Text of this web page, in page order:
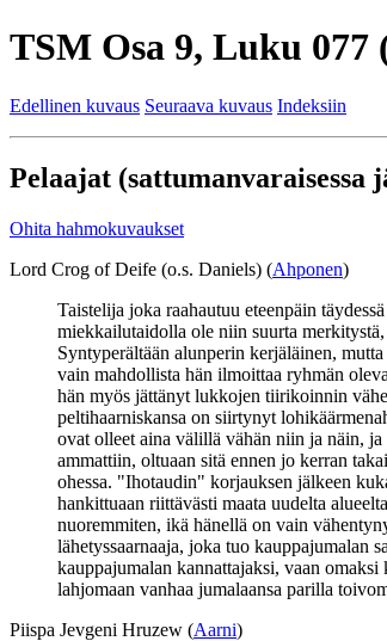
TSM Osa 9, Luku
Edellinen kuvaus Seuraava kuvaus Indeksiin
Pelaajat (sattumanvaraisessa
Ohita hahmokuvaukset
Lord Crog of Deife (o.s. Daniels) (Ahponen)
Taistelija joka raahautuu eteenpäin
miekkailutaidolla ole niin suurta
Syntyperältään alunperin kerjäläinen,
vain mahdollista hän ilmoittaa ryhmän
hän myös jättänyt lukkojen tiirikoinnin
peltihaarniskansa on siirtynyt
ovat olleet aina välillä vähän niin ja näin,
ammattiin, oltuaan sitä ennen jo kerran
ohessa. "Ihotaudin" korjauksen jälkeen
hankittuaan riittävästi maata uudelta
nuoremmiten, ikä hänellä on vain
lähetyssaarnaaja, joka tuo kauppajumalan
kauppajumalan kannattajaksi, vaan
lahjomaan vanhaa jumalaansa parilla
Piispa Jevgeni Hruzew (Aarni)